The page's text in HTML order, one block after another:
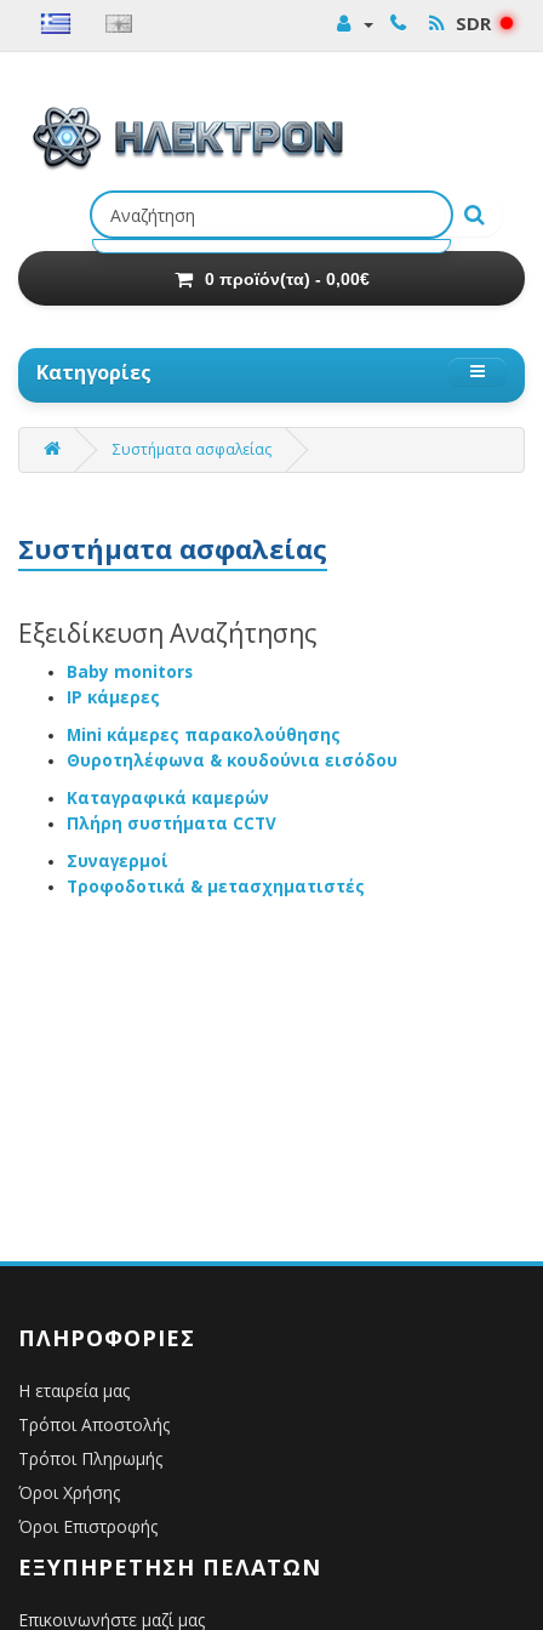
SDR
0 προϊόν(τα) - 0,00€
Κατηγορίες
Συστήματα ασφαλείας
Συστήματα ασφαλείας
Εξειδίκευση Αναζήτησης
Baby monitors
IP κάμερες
Mini κάμερες παρακολούθησης
Θυροτηλέφωνα & κουδούνια εισόδου
Καταγραφικά καμερών
Πλήρη συστήματα CCTV
Συναγερμοί
Τροφοδοτικά & μετασχηματιστές
ΠΛΗΡΟΦΟΡΊΕΣ
Η εταιρεία μας
Τρόποι Αποστολής
Τρόποι Πληρωμής
Όροι Χρήσης
Όροι Επιστροφής
ΕΞΥΠΗΡΈΤΗΣΗ ΠΕΛΑΤΏΝ
Επικοινωνήστε μαζί μας